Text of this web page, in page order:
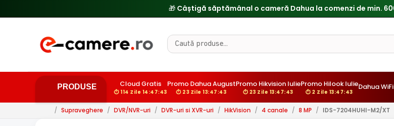
PRODUSE Cloud Gratis
⏱ 114 Zile 14:47:42
Promo Dahua August
⏱ 23 Zile 13:47:42
Promo Hikvision Iulie
⏱ 23 Zile 13:47:42
Promo Hilook Iulie
⏱ 2 Zile 13:47:42
Dahua WiFi
/ Supraveghere / DVR/NVR-uri / DVR-uri si XVR-uri / HikVision / 4 canale / 8 MP / IDS-7204HUHI-M2/XT